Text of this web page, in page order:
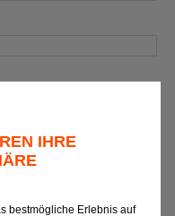
IHRE
bestmögliche Erlebnis auf